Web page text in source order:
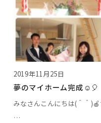
2019年11月25日
夢のマイホーム完成☺️🎈
みなさんこんにちは(＾＾
…